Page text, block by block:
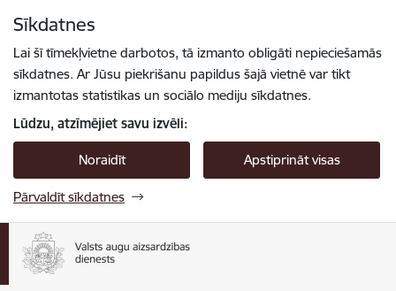
Sīkdatnes
Lai šī tīmekļvietne darbotos, tā izmanto obligāti nepieciešamās
sīkdatnes. Ar Jūsu piekrišanu papildus šajā vietnē var tikt
izmantotas statistikas un sociālo mediju sīkdatnes.
Lūdzu, atzīmējiet savu izvēli:
Noraidīt Apstiprināt visas
Pārvaldīt sīkdatnes